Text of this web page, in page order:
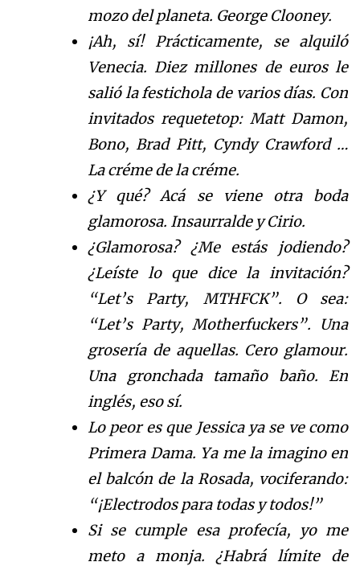
mozo del planeta. George Clooney.
¡Ah, sí! Prácticamente, se alquiló
Venecia. Diez millones de euros le
salió la festichola de varios días. Con
invitados requetetop: Matt Damon,
Bono, Brad Pitt, Cyndy Crawford …
La créme de la créme.
¿Y qué? Acá se viene otra boda
glamorosa. Insaurralde y Cirio.
¿Glamorosa? ¿Me estás jodiendo?
¿Leíste lo que dice la invitación?
“Let’s Party, MTHFCK”. O sea:
“Let’s Party, Motherfuckers”. Una
grosería de aquellas. Cero glamour.
Una gronchada tamaño baño. En
inglés, eso sí.
Lo peor es que Jessica ya se ve como
Primera Dama. Ya me la imagino en
el balcón de la Rosada, vociferando:
“¡Electrodos para todas y todos!”
Si se cumple esa profecía, yo me
meto a monja. ¿Habrá límite de